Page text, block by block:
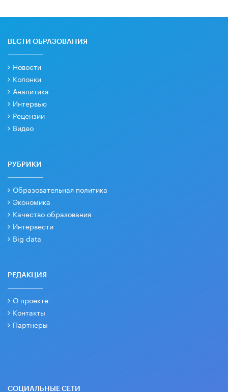
ВЕСТИ ОБРАЗОВАНИЯ
Новости
Колонки
Аналитика
Интервью
Рецензии
Видео
РУБРИКИ
Образовательная политика
Экономика
Качество образования
Интервести
Big data
РЕДАКЦИЯ
О проекте
Контакты
Партнеры
СОЦИАЛЬНЫЕ СЕТИ